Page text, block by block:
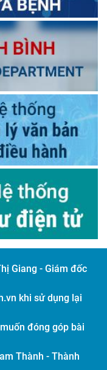
Giang - Giám đốc
khi sử dụng lại
đóng góp bài
Thành - Thành